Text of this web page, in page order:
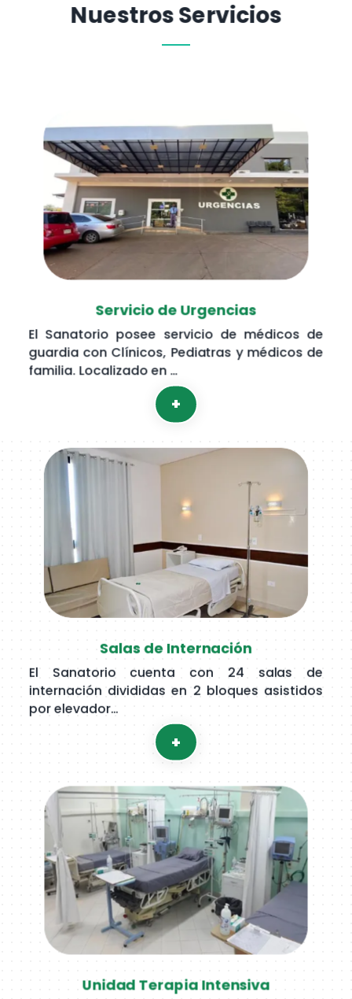
Nuestros Servicios
Servicio de Urgencias
El Sanatorio posee servicio de médicos de
guardia con Clínicos, Pediatras y médicos de
familia. Localizado en …
+
Salas de Internación
El Sanatorio cuenta con 24 salas de
internación divididas en 2 bloques asistidos
por elevador…
+
Unidad Terapia Intensiva